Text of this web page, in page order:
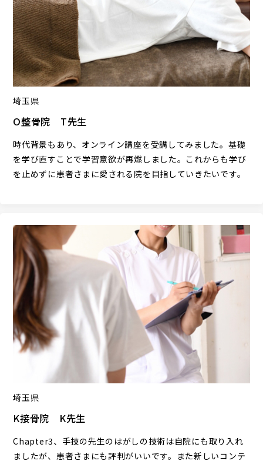
埼玉県
O整骨院 T先生
時代背景もあり、オンライン講座を受講してみました。基礎
を学び直すことで学習意欲が再燃しました。これからも学び
を止めずに患者さまに愛される院を目指していきたいです。
埼玉県
K接骨院 K先生
Chapter3、手技の先生のはがしの技術は自院にも取り入れ
ましたが、患者さまにも評判がいいです。また新しいコンテ